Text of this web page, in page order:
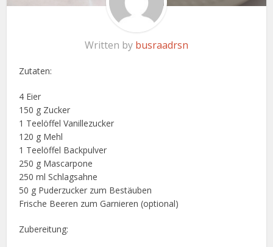
Written by busraadrsn
Zutaten:
4 Eier
150 g Zucker
1 Teelöffel Vanillezucker
120 g Mehl
1 Teelöffel Backpulver
250 g Mascarpone
250 ml Schlagsahne
50 g Puderzucker zum Bestäuben
Frische Beeren zum Garnieren (optional)
Zubereitung: